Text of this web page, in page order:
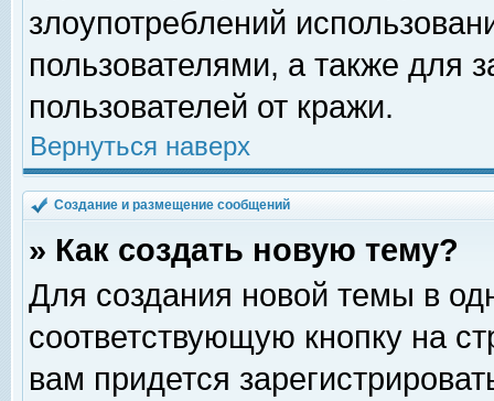
злоупотреблений
пользователями, а также для
пользователей от кражи.
Вернуться наверх
Создание и размещение сообщений
» Как создать новую тему?
Для создания новой темы в
соответствующую кнопку на
вам придется